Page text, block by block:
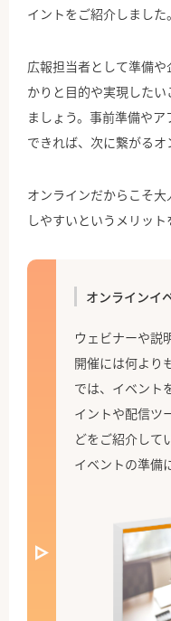
イントをご紹介しました。
広報担当者として準備
かりと目的や実現した
ましょう。事前準備や
できれば、次に繋がるオ
オンラインだからこそ
しやすいというメリット
オンラインイ
ウェビナーや説
開催には何より
では、イベント
イントや配信ツ
どをご紹介して
イベントの準備